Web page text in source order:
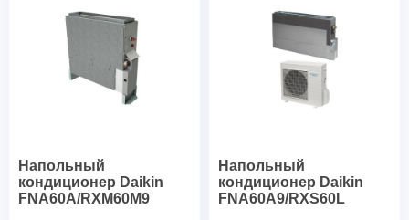
Напольный
кондиционер Daikin
FNA60A/RXM60M9
Напольный
кондиционер Daikin
FNA60A9/RXS60L